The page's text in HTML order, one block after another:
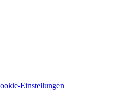
Einstellungen